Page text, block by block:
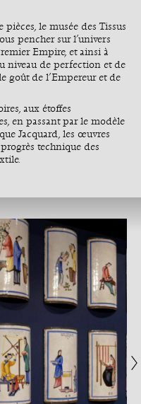
le musée des Tissus
pencher sur l’univers
Empire, et ainsi à
niveau de perfection et de
goût de l’Empereur et de
aux étoffes
en passant par le modèle
Jacquard, les œuvres
technique des